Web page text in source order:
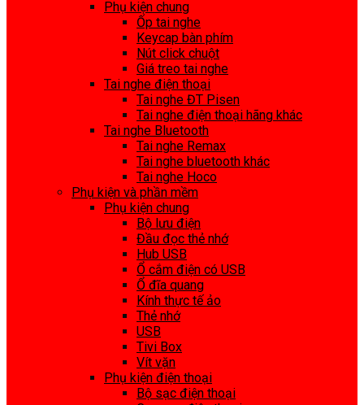
Phụ kiện chung
Ốp tai nghe
Keycap bàn phím
Nút click chuột
Giá treo tai nghe
Tai nghe điện thoại
Tai nghe ĐT Pisen
Tai nghe điện thoại hãng khác
Tai nghe Bluetooth
Tai nghe Remax
Tai nghe bluetooth khác
Tai nghe Hoco
Phụ kiện và phần mềm
Phụ kiện chung
Bộ lưu điện
Đầu đọc thẻ nhớ
Hub USB
Ổ cắm điện có USB
Ổ đĩa quang
Kính thực tế ảo
Thẻ nhớ
USB
Tivi Box
Vít vặn
Phụ kiện điện thoại
Bộ sạc điện thoại